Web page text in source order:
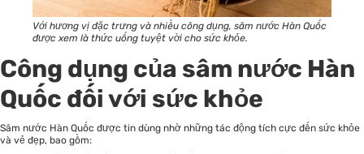
Với hương vị đặc trưng và nhiều công dụng, sâm nước Hàn Quốc
được xem là thức uống tuyệt vời cho sức khỏe.
Công dụng của sâm nước Hàn
Quốc đối với sức khỏe
Sâm nước Hàn Quốc được tin dùng nhờ những tác động tích cực đến sức khỏe
và vẻ đẹp, bao gồm: